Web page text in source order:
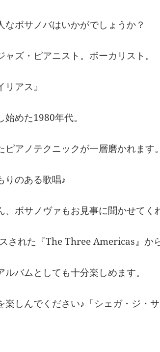
なボサノバはいかがでしょうか？
ズ・ピアニスト。ボーカリスト。
リアス』
めた1980年代。
アノテクニックが一層磨かれます。
りのある歌唱♪
、ボサノヴァもお見事に聞かせてく
された『The Three Americas』か
ルバムとしても十分楽しめます。
楽しんでください♪「シェガ・ジ・